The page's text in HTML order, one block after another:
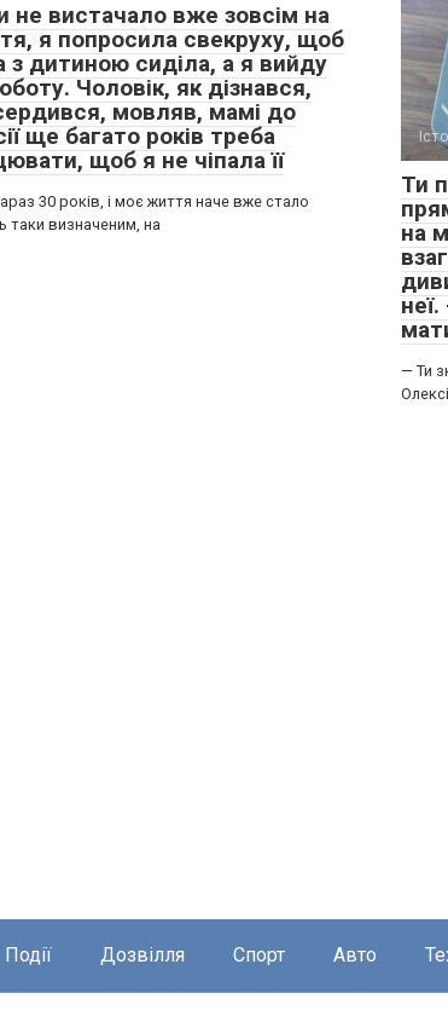
не вистачало вже зовсім на
я попросила свекруху, щоб
з дитиною сиділа, а я вийду
Чоловік, як дізнався,
мовляв, мамі до
ще багато років треба
щоб я не чіпала її
30 років, і моє життя наче вже стало
таки визначеним, на
Ти
на
— Ти
Події Дозвілля Спорт Авто